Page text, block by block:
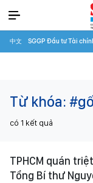
中文 SGGP Đầu tư Tài
Từ khóa:
có 1 kết quả
TPHCM quán
Tổng Bí thư